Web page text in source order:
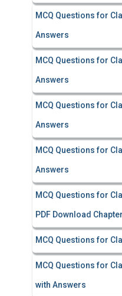
MCQ Questions for
Answers
MCQ Questions for
Answers
MCQ Questions for
Answers
MCQ Questions for
Answers
MCQ Questions for
PDF Download
MCQ Questions for
MCQ Questions for
with Answers